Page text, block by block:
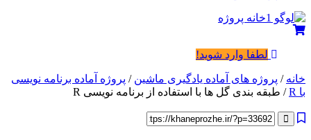
لطفا وارد شوید!
خانه / پروژه های آماده یادگیری ماشین / پروژه آماده برنامه نویسی
با R
/ طبقه بندی گل ها با استفاده از برنامه نویسی R